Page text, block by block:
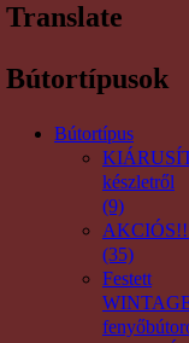
Translate
Bútortípusok
Bútortípus
készletről
(9)
(35)
Festett